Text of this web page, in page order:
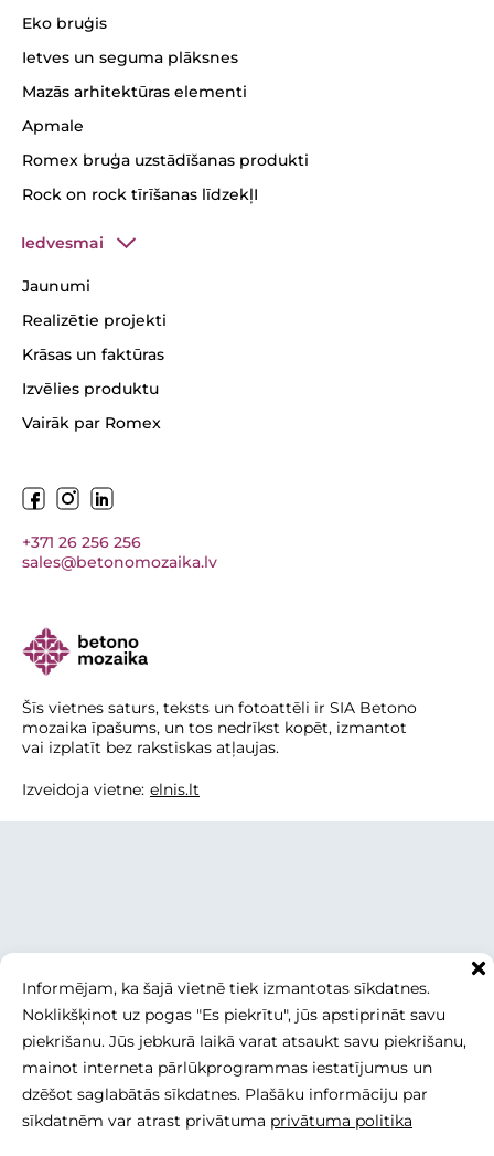
Informējam, ka šajā vietnē tiek izmantotas sīkdatnes.
Noklikšķinot uz pogas "Es piekrītu", jūs apstiprināt savu
piekrišanu. Jūs jebkurā laikā varat atsaukt savu piekrišanu,
mainot interneta pārlūkprogrammas iestatījumus un
dzēšot saglabātās sīkdatnes. Plašāku informāciju par
sīkdatnēm var atrast privātuma privātuma politika
Eko bruģis
Ietves un seguma plāksnes
Mazās arhitektūras elementi
Apmale
Romex bruģa uzstādīšanas produkti
Rock on rock tīrīšanas līdzekļI
Iedvesmai
Jaunumi
Realizētie projekti
Krāsas un faktūras
Izvēlies produktu
Vairāk par Romex
+371 26 256 256
sales@betonomozaika.lv
Šīs vietnes saturs, teksts un fotoattēli ir SIA Betono
mozaika īpašums, un tos nedrīkst kopēt, izmantot
vai izplatīt bez rakstiskas atļaujas.
Izveidoja vietne: elnis.lt